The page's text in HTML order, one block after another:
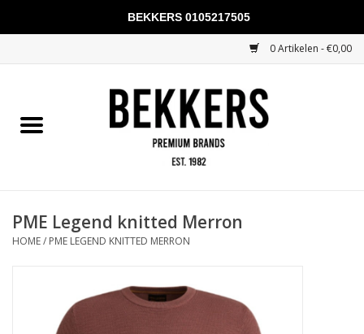
0 Artikelen - €0,00
Mannen
KADOBONNEN
PME Legend knitted Merron
HOME/ PME LEGEND KNITTED MERRON
BEKKERS 0105217505